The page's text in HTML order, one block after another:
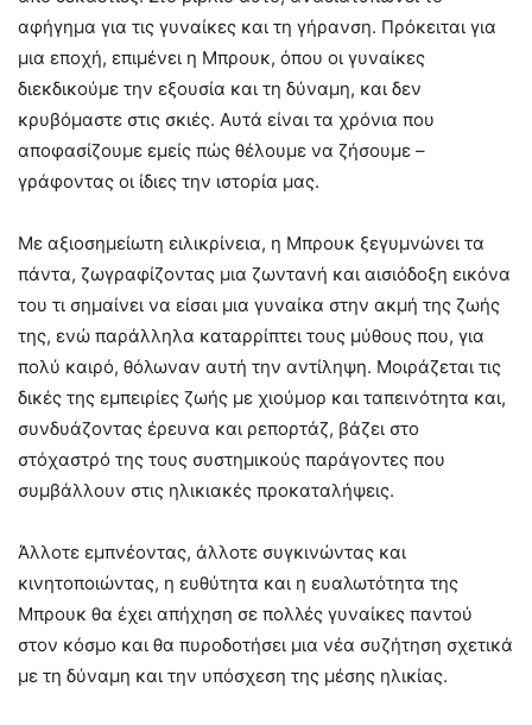
αφήγημα για τις γυναίκες και τη γήρανση. Πρόκειται για
μια εποχή, επιμένει η Μπρουκ, όπου οι γυναίκες
διεκδικούμε την εξουσία και τη δύναμη, και δεν
κρυβόμαστε στις σκιές. Αυτά είναι τα χρόνια που
αποφασίζουμε εμείς πώς θέλουμε να ζήσουμε –
γράφοντας οι ίδιες την ιστορία μας.
Με αξιοσημείωτη ειλικρίνεια, η Μπρουκ ξεγυμνώνει τα
πάντα, ζωγραφίζοντας μια ζωντανή και αισιόδοξη εικόνα
του τι σημαίνει να είσαι μια γυναίκα στην ακμή της ζωής
της, ενώ παράλληλα καταρρίπτει τους μύθους που, για
πολύ καιρό, θόλωναν αυτή την αντίληψη. Μοιράζεται τις
δικές της εμπειρίες ζωής με χιούμορ και ταπεινότητα και,
συνδυάζοντας έρευνα και ρεπορτάζ, βάζει στο
στόχαστρό της τους συστημικούς παράγοντες που
συμβάλλουν στις ηλικιακές προκαταλήψεις.
Άλλοτε εμπνέοντας, άλλοτε συγκινώντας και
κινητοποιώντας, η ευθύτητα και η ευαλωτότητα της
Μπρουκ θα έχει απήχηση σε πολλές γυναίκες παντού
στον κόσμο και θα πυροδοτήσει μια νέα συζήτηση σχετικά
με τη δύναμη και την υπόσχεση της μέσης ηλικίας.